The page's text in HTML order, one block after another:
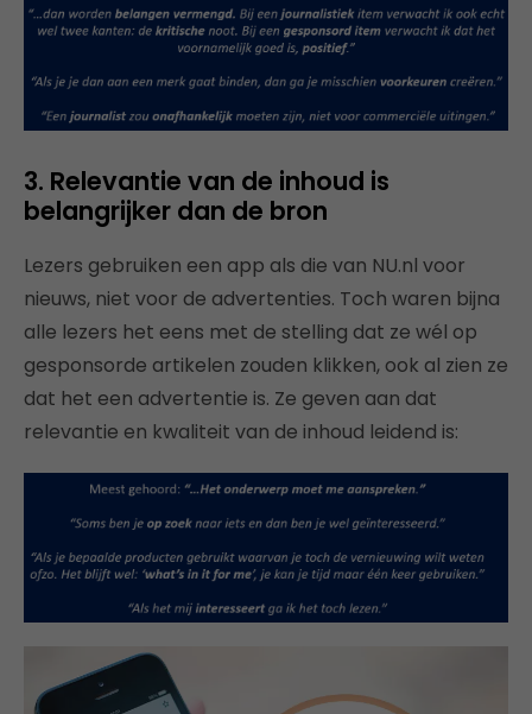
3. Relevantie van de inhoud is
belangrijker dan de bron
Lezers gebruiken een app als die van NU.nl voor
nieuws, niet voor de advertenties. Toch waren bijna
alle lezers het eens met de stelling dat ze wél op
gesponsorde artikelen zouden klikken, ook al zien ze
dat het een advertentie is. Ze geven aan dat
relevantie en kwaliteit van de inhoud leidend is: